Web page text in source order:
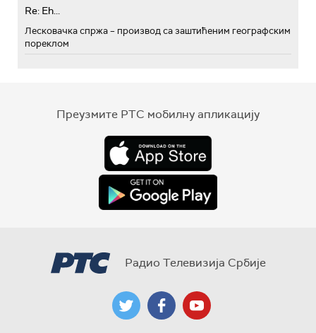
Re: Eh...
Лесковачка спржа – производ са заштићеним географским
пореклом
Преузмите РТС мобилну апликацију
Радио Телевизија Србије